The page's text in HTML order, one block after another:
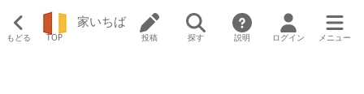
もどる TOP
家いちば
投稿 探す 説明 ログイン メニュー